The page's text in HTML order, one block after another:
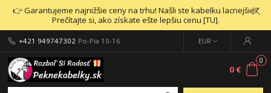
👉 Garantujeme najnižšie ceny na trhu! Našli ste kabelku lacnejšie?
Prečítajte si, ako získate ešte lepšiu cenu [TU].
EUR
+421 949747302 Po-Pia 10-16
0
0 €